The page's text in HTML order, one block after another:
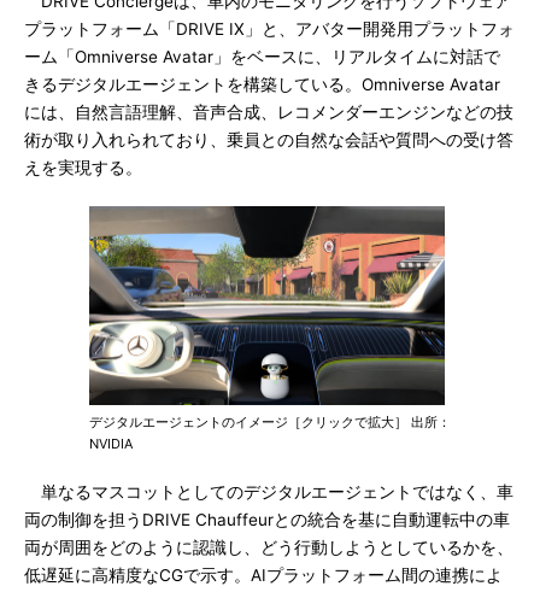
プラットフォーム「DRIVE IX」と、アバター開発用プラットフォ
ーム「Omniverse Avatar」をベースに、リアルタイムに対話で
きるデジタルエージェントを構築している。Omniverse Avatar
には、自然言語理解、音声合成、レコメンダーエンジンなどの技
術が取り入れられており、乗員との自然な会話や質問への受け答
えを実現する。
デジタルエージェントのイメージ［クリックで拡大］ 出所：
NVIDIA
単なるマスコットとしてのデジタルエージェントではなく、車
両の制御を担うDRIVE Chauffeurとの統合を基に自動運転中の車
両が周囲をどのように認識し、どう行動しようとしているかを、
低遅延に高精度なCGで示す。AIプラットフォーム間の連携によ